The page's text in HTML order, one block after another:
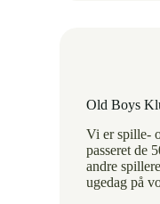
Old Boys
Vi er spille-
passeret de
andre
ugedag på